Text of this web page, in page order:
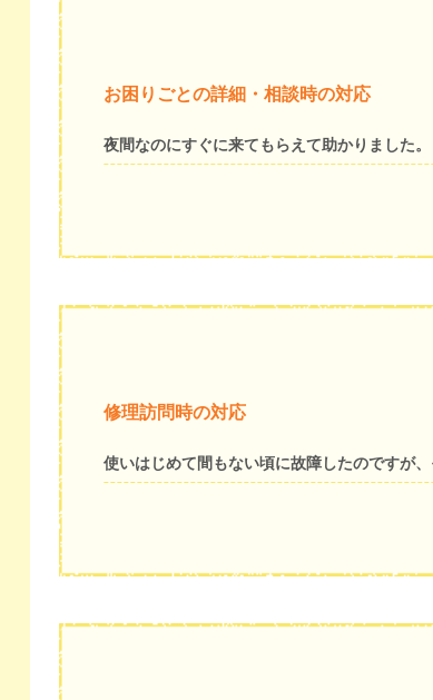
お困りごとの詳細・相談時の対応
夜間なのにすぐに来てもらえて助かりました。
修理訪問時の対応
使いはじめて間もない頃に故障したのですが